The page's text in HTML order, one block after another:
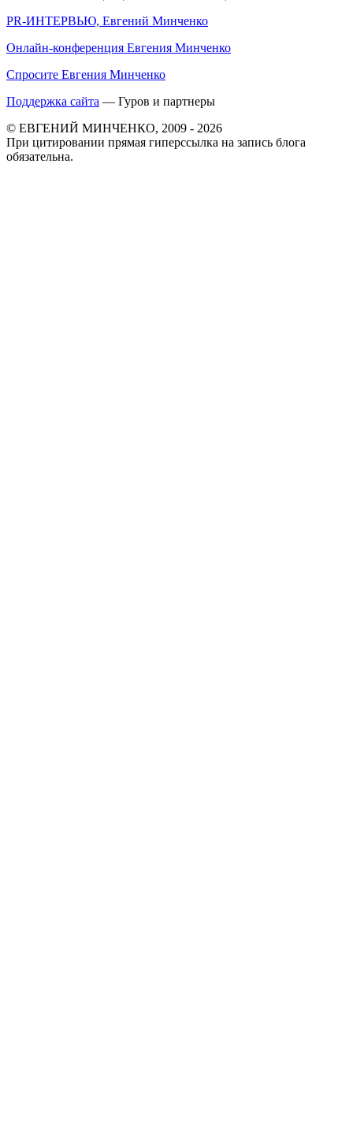
PR-ИНТЕРВЬЮ, Евгений Минченко
Онлайн-конференция Евгения Минченко
Спросите Евгения Минченко
Поддержка сайта — Гуров и партнеры
© ЕВГЕНИЙ МИНЧЕНКО, 2009 - 2026
При цитировании прямая гиперссылка на запись блога
обязательна.